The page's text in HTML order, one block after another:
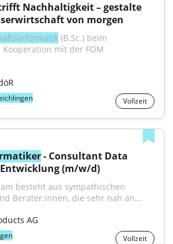
Nachhaltigkeit – gestalte
von morgen
(B.Sc.) beim
mit der FOM
Vollzeit
- Consultant Data
Entwicklung (m/w/d)
besteht aus sympathischen
Berater:innen, die sehr nah an...
AG
Vollzeit